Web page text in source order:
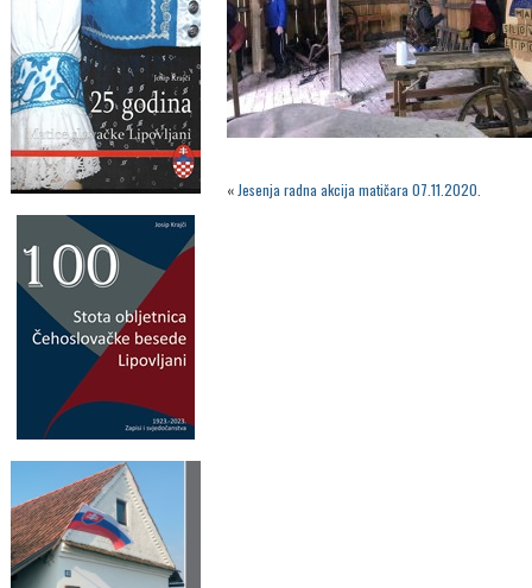
« Jesenja radna akcija matičara 07.11.2020.